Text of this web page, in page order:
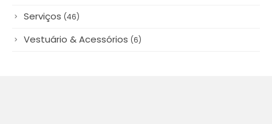
Serviços (46)
Vestuário & Acessórios (6)